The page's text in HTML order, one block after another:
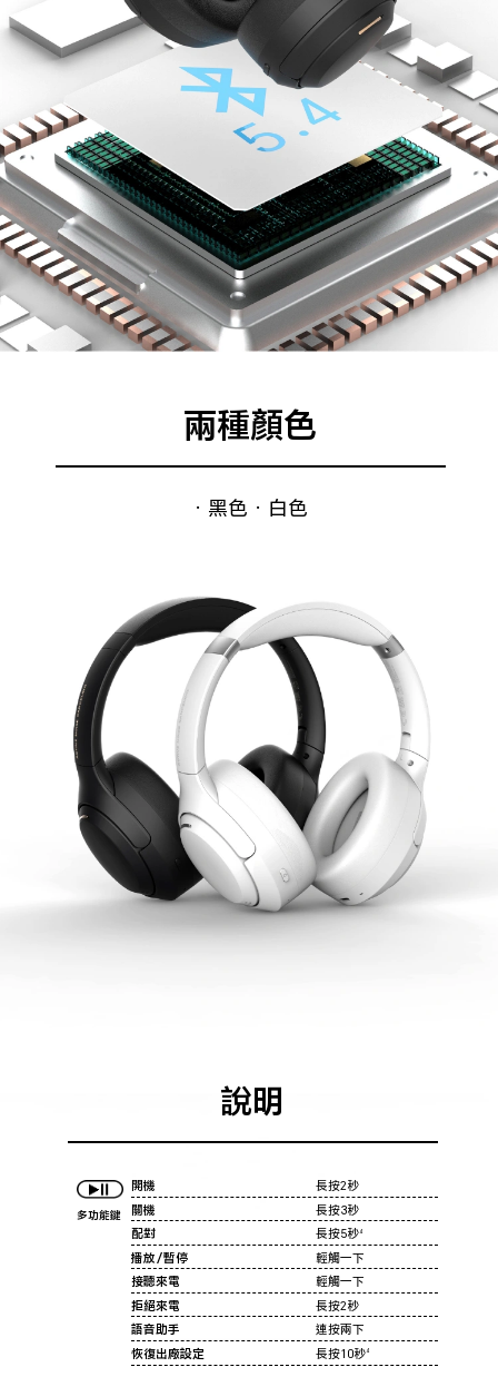
兩種顏色
· 黑色 · 白色
說明
多功能鍵
開機
長按2秒
關機
長按3秒
配對
長按5秒4
播放／暫停
輕觸一下
接聽來電
輕觸一下
拒絕來電
長按2秒
語音助手
連按兩下
恢復出廠設定
長按10秒4